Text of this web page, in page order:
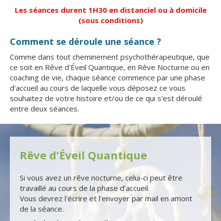
Les séances durent 1H30 en distanciel ou à domicile
(sous conditions)
Comment se déroule une séance ?
Comme dans tout cheminement psychothérapeutique, que
ce soit en Rêve d'Éveil Quantique, en Rêve Nocturne ou en
coaching de vie, chaque séance commence par une phase
d'accueil au cours de laquelle vous déposez ce vous
souhaitez de votre histoire et/ou de ce qui s'est déroulé
entre deux séances.
Rêve d'Éveil Quantique
Si vous avez un rêve nocturne, celui-ci peut être
travaillé au cours de la phase d'accueil.
Vous devrez l'écrire et l'envoyer par mail en amont
de la séance.